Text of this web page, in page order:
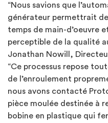
“Nous savions que
générateur permettrait
temps de main-d’oeuvre
perceptible de la qualité
Jonathan Nowill,
“Ce processus repose
de l’enroulement
nous avons contacté
pièce moulée destinée à
bobine en plastique qui